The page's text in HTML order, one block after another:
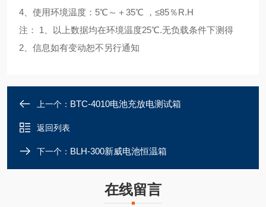
4、使用环境温度：5℃～＋35℃ ，≤85％R.H
注： 1、以上数据均在环境温度25℃.无负载条件下测得
2、信息如有变动恕不另行通知
上一个： BTC-4010电池充放电测试箱
返回列表
下一个： BLH-300新威电池恒温箱
在线留言